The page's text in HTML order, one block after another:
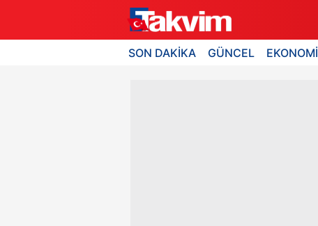
SON DAKİKA GÜNCEL EKONOMİ